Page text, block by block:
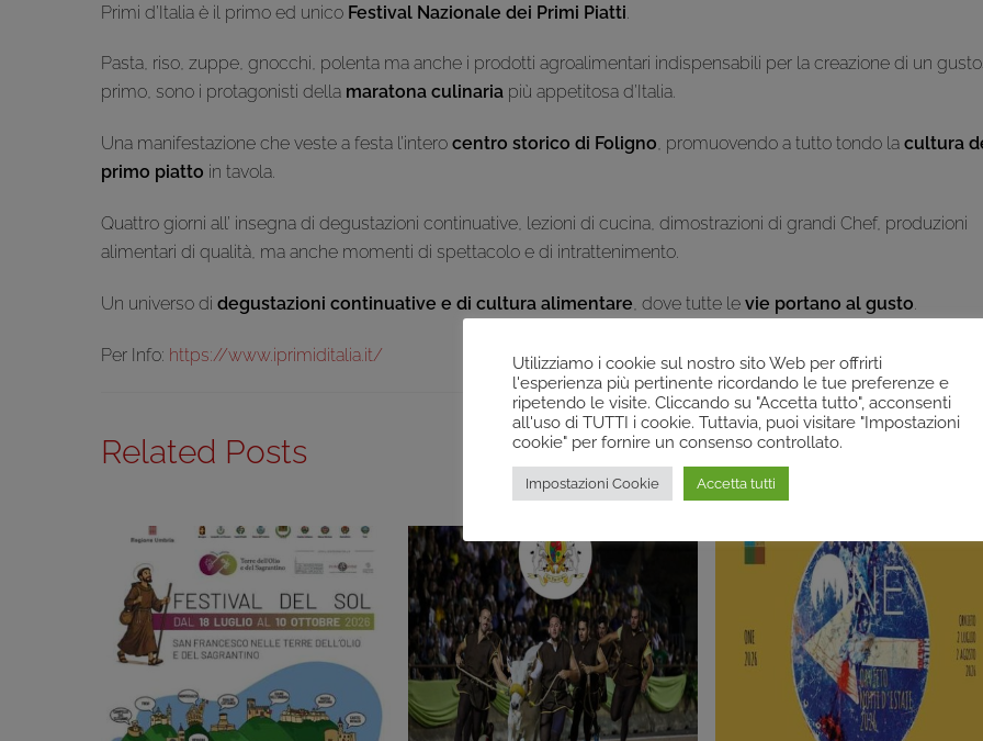
Primi d’Italia è il primo ed unico Festival Nazionale dei Primi Piatti
Pasta, riso, zuppe, gnocchi, polenta ma anche i prodotti agroalimentari indispensabili per la creazione di un
primo, sono i protagonisti della maratona culinaria più appetitosa d’Italia.
Una manifestazione che veste a festa l’intero centro storico di Foligno, promuovendo a tutto tondo la cultura
primo piatto in tavola.
Quattro giorni all’ insegna di degustazioni continuative, lezioni di cucina, dimostrazioni di grandi Chef, produzioni
alimentari di qualità, ma anche momenti di spettacolo e di intrattenimento.
Un universo di degustazioni continuative e di cultura alimentare, dove tutte le vie portano al gusto.
Per Info: https://www.iprimiditalia.it/
Related Posts
Utilizziamo i cookie sul nostro sito Web per offrirti
l'esperienza più pertinente ricordando le tue preferenze e
ripetendo le visite. Cliccando su "Accetta tutto", acconsenti
all'uso di TUTTI i cookie. Tuttavia, puoi visitare "Impostazioni
cookie" per fornire un consenso controllato.
Impostazioni Cookie Accetta tutti